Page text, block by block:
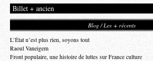
Billet + ancien
Blog / Les + récents
L’État n’est plus rien, soyons tout
Raoul Vaneigem
Front populaire, une histoire de luttes sur France culture